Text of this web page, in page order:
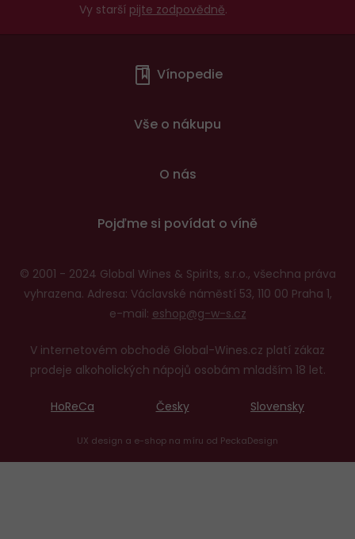
Vy starší pijte zodpovědně.
Vínopedie
Vše o nákupu
O nás
Pojďme si povídat o víně
© 2001 - 2024 Global Wines & Spirits, s.r.o., všechna práva
vyhrazena. Adresa: Václavské náměstí 53, 110 00 Praha 1,
e-mail: eshop@g-w-s.cz
V internetovém obchodě Global-Wines.cz platí zákaz
prodeje alkoholických nápojů osobám mladším 18 let.
HoReCa Česky Slovensky
UX design a e-shop na míru od PeckaDesign